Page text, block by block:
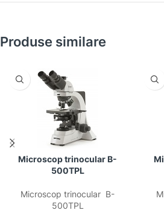
Produse similare
Microscop trinocular B-
500TPL
Microscop trinocular B-
500TPL